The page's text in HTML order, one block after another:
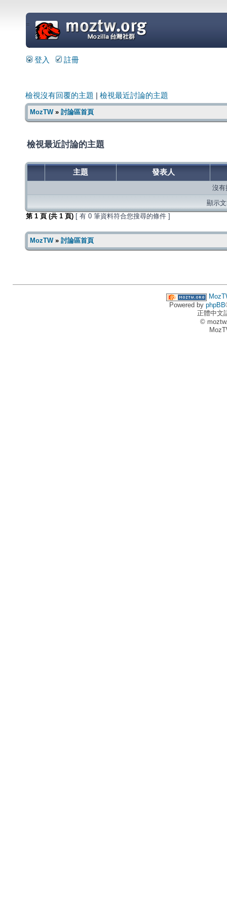
=
登入 註冊
檢視沒有回覆的主題 檢視最近討論的主題
MozTW» 討論區首頁
檢視最近討論的主題
主題 發表人
沒有
顯示
第 1 頁 (共 1 頁) [ 有 0 筆資料符合您搜尋的條件 ]
MozTW» 討論區首頁
Powered by phpBB
正體中文
©